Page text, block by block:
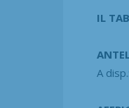
IL
A